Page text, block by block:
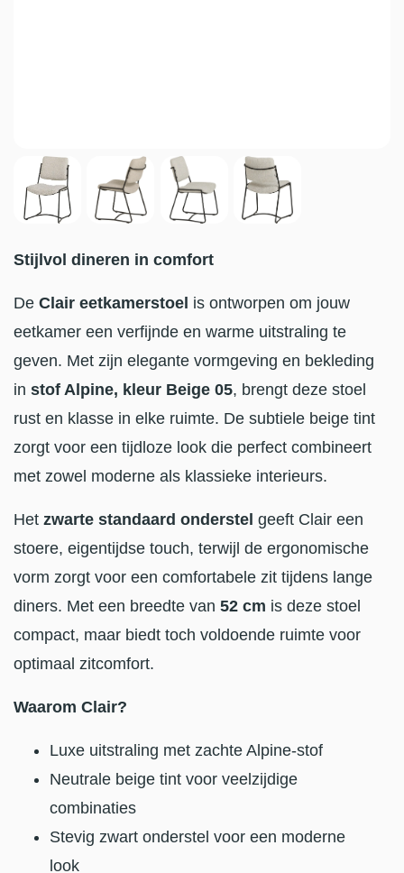
Stijlvol dineren in comfort
De Clair eetkamerstoel is ontworpen om jouw
eetkamer een verfijnde en warme uitstraling te
geven. Met zijn elegante vormgeving en bekleding
in stof Alpine, kleur Beige 05, brengt deze stoel
rust en klasse in elke ruimte. De subtiele beige tint
zorgt voor een tijdloze look die perfect combineert
met zowel moderne als klassieke interieurs.
Het zwarte standaard onderstel geeft Clair een
stoere, eigentijdse touch, terwijl de ergonomische
vorm zorgt voor een comfortabele zit tijdens lange
diners. Met een breedte van 52 cm is deze stoel
compact, maar biedt toch voldoende ruimte voor
optimaal zitcomfort.
Waarom Clair?
Luxe uitstraling met zachte Alpine-stof
Neutrale beige tint voor veelzijdige
combinaties
Stevig zwart onderstel voor een moderne
look